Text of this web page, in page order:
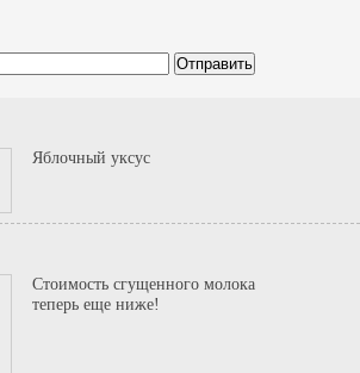
Яблочный уксус
Стоимость сгущенного молока
теперь еще ниже!